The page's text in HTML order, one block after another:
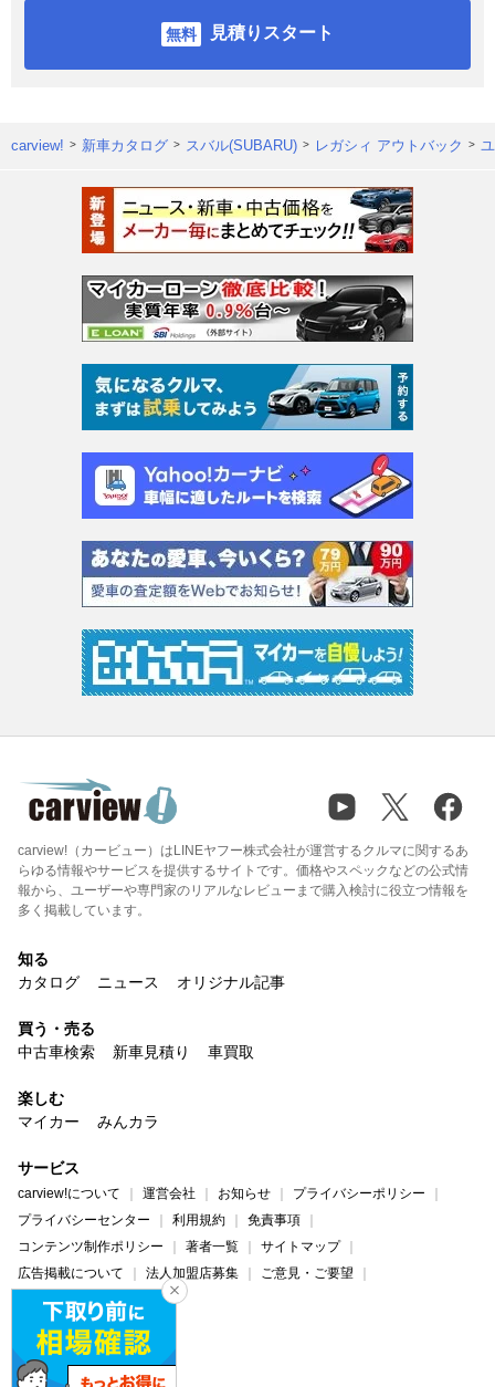
見積りスタート
carview! 新車カタログ スバル(SUBARU) レガシィ アウトバック
carview!（カービュー）はLINEヤフー株式会社が運営するクルマに関するあ
らゆる情報やサービスを提供するサイトです。価格やスペックなどの公式情
報から、ユーザーや専門家のリアルなレビューまで購入検討に役立つ情報を
多く掲載しています。
知る
カタログ
ニュース オリジナル記事
買う・売る
中古車検索
新車見積り 車買取
楽しむ
マイカー
みんカラ
サービス
carview!について 運営会社 お知らせ
プライバシーポリシー
プライバシーセンター
利用規約
免責事項
コンテンツ制作ポリシー
著者一覧
サイトマップ
広告掲載について
法人加盟店募集
ご意見・ご要望
ヘルプ・お問い合わせ
carview! Yahoo! JAPAN